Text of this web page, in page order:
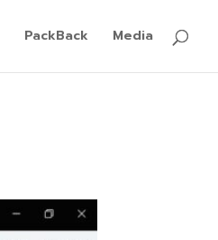
PackBack Media